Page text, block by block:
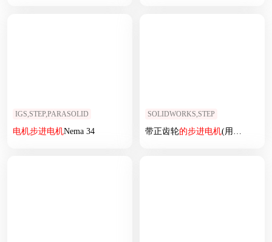
IGS,STEP,PARASOLID
电机步进电机Nema 34
SOLIDWORKS,STEP
带正齿轮的步进电机(用于3D打印机挤出)